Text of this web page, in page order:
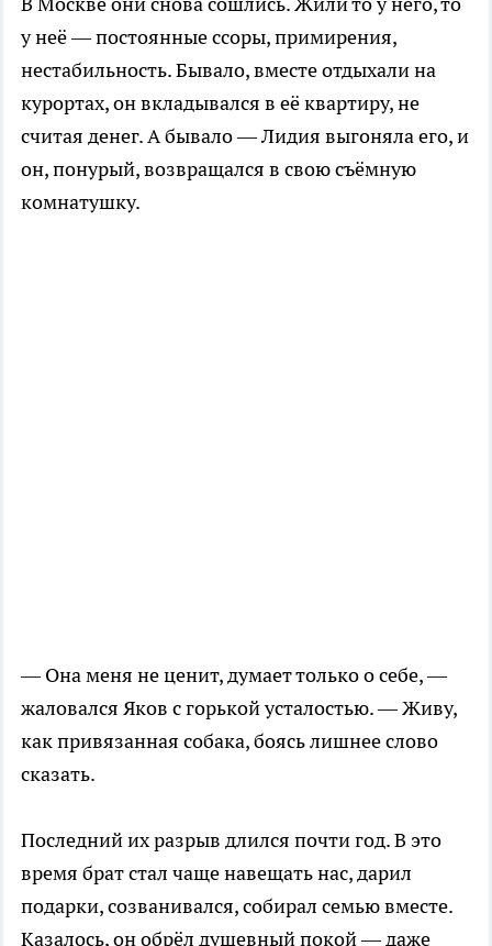
у неё — постоянные ссоры, примирения,
нестабильность. Бывало, вместе отдыхали на
курортах, он вкладывался в её квартиру, не
считая денег. А бывало — Лидия выгоняла его, и
он, понурый, возвращался в свою съёмную
комнатушку.
— Она меня не ценит, думает только о себе, —
жаловался Яков с горькой усталостью. — Живу,
как привязанная собака, боясь лишнее слово
сказать.
Последний их разрыв длился почти год. В это
время брат стал чаще навещать нас, дарил
подарки, созванивался, собирал семью вместе.
Казалось, он обрёл душевный покой — даже